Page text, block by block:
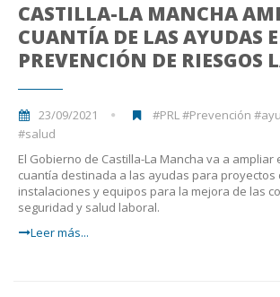
CASTILLA-LA MANCHA
CUANTÍA DE LAS AYUDAS
PREVENCIÓN DE RIESGOS
23/09/2021
#PRL #Prevención
#salud
El Gobierno de Castilla-La Mancha va a ampliar
cuantía destinada a las ayudas para proyectos
instalaciones y equipos para la mejora de las
seguridad y salud laboral.
Leer más...